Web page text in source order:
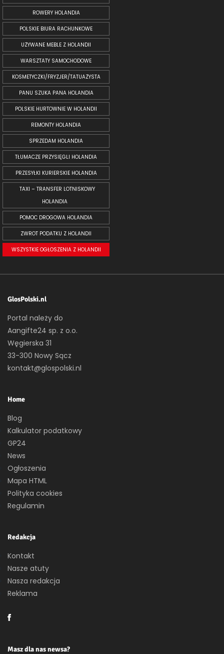
ROWERY HOLANDIA
POLSKIE BIURA RACHUNKOWE
UŻYWANE MEBLE Z HOLANDII
WARSZTATY SAMOCHODOWE
KOSMETYCZKI/FRYZJER/TATUAŻYSTA
PANU SZUKA PANA HOLANDIA
POLSKIE HURTOWNIE W HOLANDII
REMONTY HOLANDIA
SPRZEDAM HOLANDIA
TŁUMACZE PRZYSIĘGLI HOLANDIA
PRZESYŁKI KURIERSKIE HOLANDIA
TAXI – TRANSFER LOTNISKOWY
HOLANDIA
POMOC DROGOWA HOLANDIA
ZWROT PODATKU Z HOLANDII
WSZYSTKIE OGŁOSZENIA Z HOLANDII
GlosPolski.nl
Portal należy do
Aangifte24 sp. z o.o.
Węgierska 31
33-300 Nowy Sącz
kontakt@glospolski.nl
Home
Blog
Kalkulator podatkowy
GP24
News
Ogłoszenia
Mapa HTML
Polityka cookies
Regulamin
Redakcja
Kontakt
Nasze atuty
Nasza redakcja
Reklama
Masz dla nas newsa?